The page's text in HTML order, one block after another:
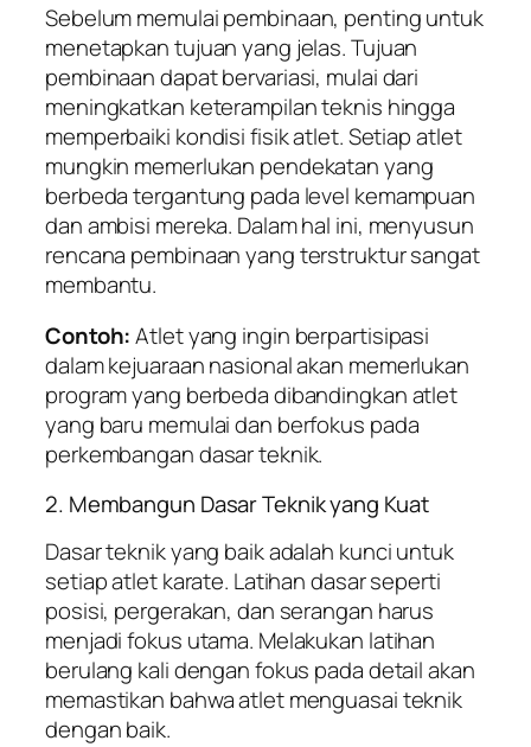
Sebelum memulai pembinaan, penting untuk
menetapkan tujuan yang jelas. Tujuan
pembinaan dapat bervariasi, mulai dari
meningkatkan keterampilan teknis hingga
memperbaiki kondisi fisik atlet. Setiap atlet
mungkin memerlukan pendekatan yang
berbeda tergantung pada level kemampuan
dan ambisi mereka. Dalam hal ini, menyusun
rencana pembinaan yang terstruktur sangat
membantu.
Contoh:Atlet yang ingin berpartisipasi
dalam kejuaraan nasional akan memerlukan
program yang berbeda dibandingkan atlet
yang baru memulai dan berfokus pada
perkembangan dasar teknik.
2. Membangun Dasar Teknik yang Kuat
Dasar teknik yang baik adalah kunci untuk
setiap atlet karate. Latihan dasar seperti
posisi, pergerakan, dan serangan harus
menjadi fokus utama. Melakukan latihan
berulang kali dengan fokus pada detail akan
memastikan bahwa atlet menguasai teknik
dengan baik.